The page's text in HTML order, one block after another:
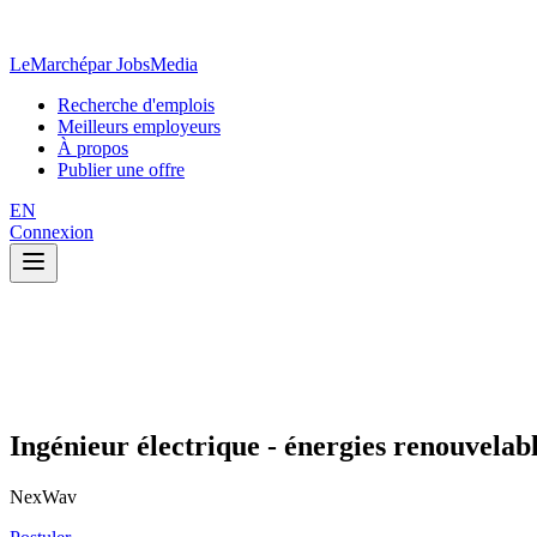
LeMarchépar JobsMedia
Recherche d'emplois
Meilleurs employeurs
À propos
Publier une offre
EN
Connexion
Ingénieur électrique - énergies
NexWav